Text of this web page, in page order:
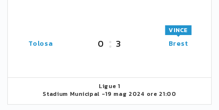
Tolosa 0 3 Brest
VINCE
Ligue 1
Stadium Municipal -19 mag 2024 ore 21:00